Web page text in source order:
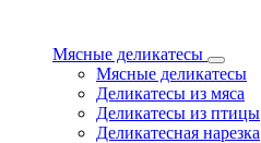
Мясные деликатесы
Мясные деликатесы
Деликатесы из мяса
Деликатесы из птицы
Деликатесная нарезка